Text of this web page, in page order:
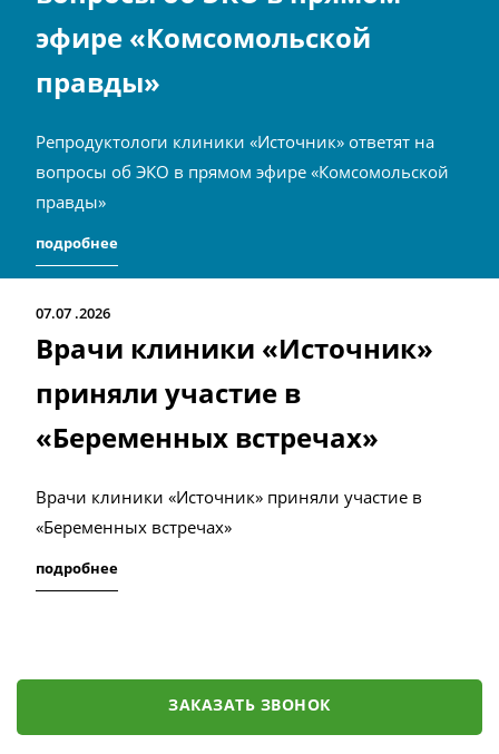
эфире «Комсомольской
правды»
Репродуктологи клиники «Источник» ответят на
вопросы об ЭКО в прямом эфире «Комсомольской
правды»
подробнее
07.07 2026
Врачи клиники «Источник»
приняли участие в
«Беременных встречах»
Врачи клиники «Источник» приняли участие в
«Беременных встречах»
подробнее
ЗАКАЗАТЬ ЗВОНОК